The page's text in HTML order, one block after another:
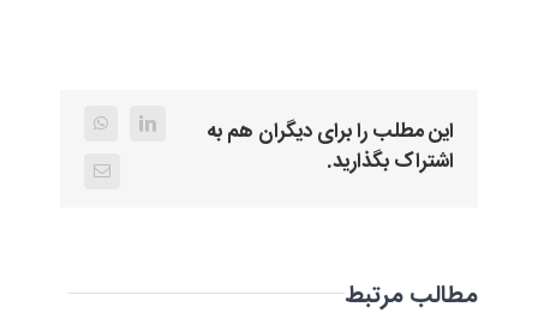
این مطلب را برای دیگران هم به
اشتراک بگذارید.
LinkedIn
WhatsApp
ایمیل
مطالب مرتبط
بازار